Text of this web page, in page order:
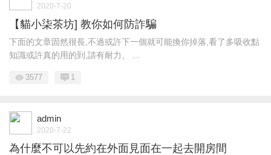
2020-7-20
【貓小柒茶坊] 教你如何防詐騙
下面的文章固然很長,不過或許下一個就可能換你掉落,看了多吸收點
知識或許真的用的到,請有耐力、 ...
3577 1
admin
2020-7-22
為什麼不可以先約在外面見面在一起去開房間